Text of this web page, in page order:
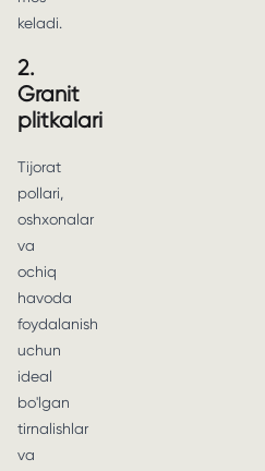
keladi.
2.
Granit
plitkalari
Tijorat
pollari,
oshxonalar
va
ochiq
havoda
foydalanish
uchun
ideal
bo'lgan
tirnalishlar
va